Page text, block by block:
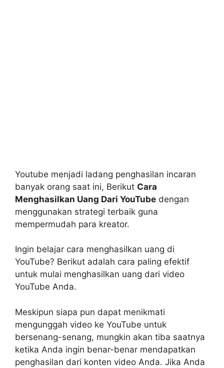
Youtube menjadi ladang penghasilan incaran
banyak orang saat ini, Berikut Cara
Menghasilkan Uang Dari YouTube dengan
menggunakan strategi terbaik guna
mempermudah para kreator.
Ingin belajar cara menghasilkan uang di
YouTube? Berikut adalah cara paling efektif
untuk mulai menghasilkan uang dari video
YouTube Anda.
Meskipun siapa pun dapat menikmati
mengunggah video ke YouTube untuk
bersenang-senang, mungkin akan tiba saatnya
ketika Anda ingin benar-benar mendapatkan
penghasilan dari konten video Anda. Jika Anda